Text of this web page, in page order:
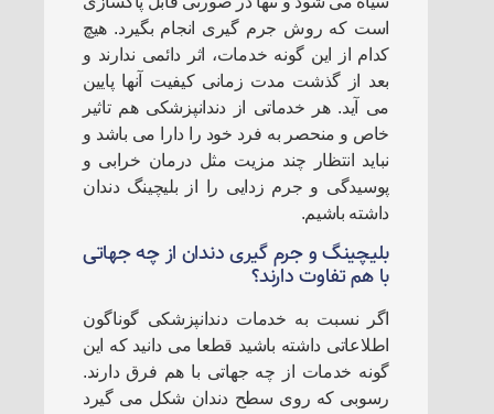
است که روش جرم گیری انجام بگیرد. هیچ
کدام از این گونه خدمات، اثر دائمی ندارند و
بعد از گذشت مدت زمانی کیفیت آنها پایین
می آید. هر خدماتی از دندانپزشکی هم تاثیر
خاص و منحصر به فرد خود را دارا می باشد و
نباید انتظار چند مزیت مثل درمان خرابی و
پوسیدگی و جرم زدایی را از بلیچینگ دندان
داشته باشیم.
بلیچینگ و جرم گیری دندان از چه جهاتی
با هم تفاوت دارند؟
اگر نسبت به خدمات دندانپزشکی گوناگون
اطلاعاتی داشته باشید قطعا می دانید که این
گونه خدمات از چه جهاتی با هم فرق دارند.
رسوبی که روی سطح دندان شکل می گیرد